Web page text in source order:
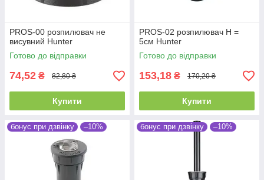
PROS-00 розпилювач не
висувний Hunter
Готово до відправки
74,52 ₴ 82,80 ₴
Купити
PROS-02 розпилювач Н =
5см Hunter
Готово до відправки
153,18 ₴ 170,20 ₴
Купити
бонус при дзвінку –10% бонус при дзвінку –10%